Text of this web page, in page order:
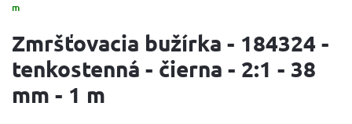
m
Zmršťovacia bužírka - 184324 -
tenkostenná - čierna - 2:1 - 38
mm - 1 m